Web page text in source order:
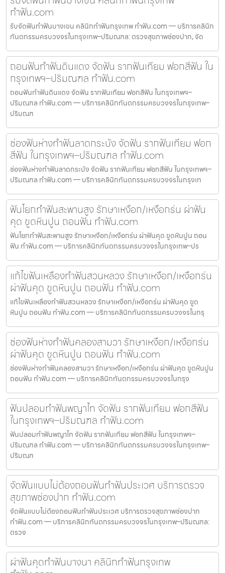
ทำฟัน.com
รับจัดฟันทำฟันบางเขน คลินิกทำฟันกรุงเทพ ทำฟัน.com — บริการคลินิก
ทันตกรรมครบวงจรในกรุงเทพ–ปริมณฑล: ตรวจสุขภาพช่องปาก, จัด
ถอนฟันทำฟันดินแดง จัดฟัน รากฟันเทียม ฟอกสีฟัน ใน
กรุงเทพฯ–ปริมณฑล ทำฟัน.com
ถอนฟันทำฟันดินแดง จัดฟัน รากฟันเทียม ฟอกสีฟัน ในกรุงเทพฯ–
ปริมณฑล ทำฟัน.com — บริการคลินิกทันตกรรมครบวงจรในกรุงเทพ–
ปริมณฑ
ช่องฟันห่างทำฟันลาดกระบัง จัดฟัน รากฟันเทียม ฟอก
สีฟัน ในกรุงเทพฯ–ปริมณฑล ทำฟัน.com
ช่องฟันห่างทำฟันลาดกระบัง จัดฟัน รากฟันเทียม ฟอกสีฟัน ในกรุงเทพฯ–
ปริมณฑล ทำฟัน.com — บริการคลินิกทันตกรรมครบวงจรในกรุงเท
ฟันโยกทำฟันสะพานสูง รักษาเหงือก/เหงือกร่น ผ่าฟัน
คุด ขูดหินปูน ถอนฟัน ทำฟัน.com
ฟันโยกทำฟันสะพานสูง รักษาเหงือก/เหงือกร่น ผ่าฟันคุด ขูดหินปูน ถอน
ฟัน ทำฟัน.com — บริการคลินิกทันตกรรมครบวงจรในกรุงเทพ–ปร
แก้ไขฟันเหลืองทำฟันสวนหลวง รักษาเหงือก/เหงือกร่น
ผ่าฟันคุด ขูดหินปูน ถอนฟัน ทำฟัน.com
แก้ไขฟันเหลืองทำฟันสวนหลวง รักษาเหงือก/เหงือกร่น ผ่าฟันคุด ขูด
หินปูน ถอนฟัน ทำฟัน.com — บริการคลินิกทันตกรรมครบวงจรในกรุ
ช่องฟันห่างทำฟันคลองสามวา รักษาเหงือก/เหงือกร่น
ผ่าฟันคุด ขูดหินปูน ถอนฟัน ทำฟัน.com
ช่องฟันห่างทำฟันคลองสามวา รักษาเหงือก/เหงือกร่น ผ่าฟันคุด ขูดหินปูน
ถอนฟัน ทำฟัน.com — บริการคลินิกทันตกรรมครบวงจรในกรุง
ฟันปลอมทำฟันพญาไท จัดฟัน รากฟันเทียม ฟอกสีฟัน
ในกรุงเทพฯ–ปริมณฑล ทำฟัน.com
ฟันปลอมทำฟันพญาไท จัดฟัน รากฟันเทียม ฟอกสีฟัน ในกรุงเทพฯ–
ปริมณฑล ทำฟัน.com — บริการคลินิกทันตกรรมครบวงจรในกรุงเทพ–
ปริมณฑ
จัดฟันแบบไม่ต้องถอนฟันทำฟันประเวศ บริการตรวจ
สุขภาพช่องปาก ทำฟัน.com
จัดฟันแบบไม่ต้องถอนฟันทำฟันประเวศ บริการตรวจสุขภาพช่องปาก
ทำฟัน.com — บริการคลินิกทันตกรรมครบวงจรในกรุงเทพ–ปริมณฑล:
ตรวจ
ผ่าฟันคุดทำฟันบางนา คลินิกทำฟันกรุงเทพ